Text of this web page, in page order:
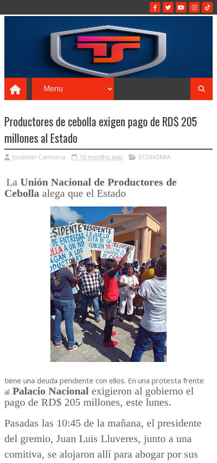
Productores de cebolla exigen pago de RD$ 205
millones al Estado
Joselmin Carmona 10 months ago ECONOMIA
La Unión Nacional de Productores de
Cebolla alega que el Estado
tiene una deuda pendiente con ellos. En una protesta frente
al Palacio Nacional exigieron al gobierno el
pago de RD$ 205 millones, este lunes.
Pasadas las 10:45 de la mañana, el presidente
del gremio, Juan Luis Lluveres, junto a una
comitiva, se alojaron allí para abogar por sus